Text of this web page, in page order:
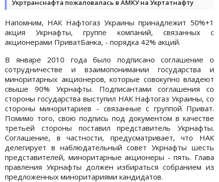
Укртранснафта пожаловалась в АМКУ на Укртатнафту
Напомним, НАК Нафтогаз Украины принадлежит 50%+1
акция Укрнафты, группе компаний, связанных с
акционерами ПриватБанка, - порядка 42% акций.
В январе 2010 года было подписано соглашение о
сотрудничестве и взаимопонимании государства и
миноритарных акционеров, которые совокупно владеют
свыше 90% Укрнафты. Подписантами соглашения со
стороны государства выступил НАК Нафтогаз Украины, со
стороны миноритариев - связанные с группой Приват.
Помимо того, свою подпись под документом в качестве
третьей стороны поставил представитель Укрнафты.
Соглашение, в частности, предусматривает, что НАК
делегирует в наблюдательный совет Укрнафты шесть
представителей, миноритарные акционеры - пять. Глава
правления Укрнафты должен избираться собранием из
предложенных миноритариями кандидатов.